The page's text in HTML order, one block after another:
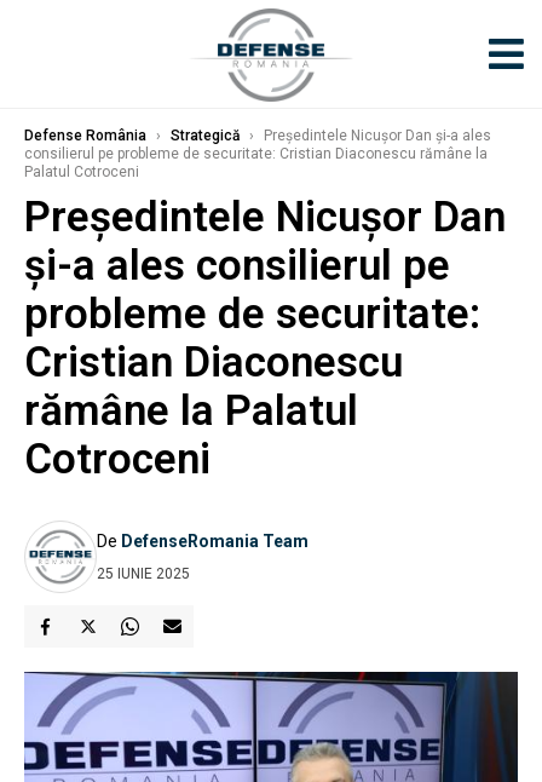
Defense România › Strategică ›
Președintele Nicușor Dan și-a ales
consilierul pe probleme de securitate: Cristian Diaconescu rămâne la
Palatul Cotroceni
Președintele Nicușor Dan
și-a ales consilierul pe
probleme de securitate:
Cristian Diaconescu
rămâne la Palatul
Cotroceni
De DefenseRomania Team
25 IUNIE 2025